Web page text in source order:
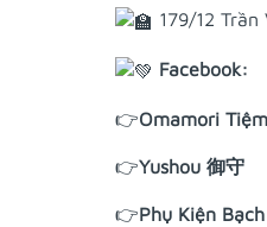
179/12
Facebook:
👉Omamori
👉Yushou 御守
👉Phụ Kiện